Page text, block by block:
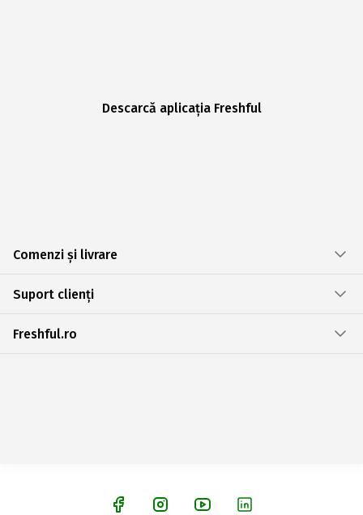
Descarcă aplicația Freshful
Comenzi și livrare
Suport clienți
Freshful.ro